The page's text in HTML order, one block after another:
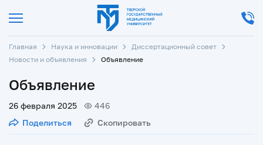
Главная Наука и инновации
Диссертационный совет
Новости и объявления
Объявление
Объявление
26 февраля 2025
446
Поделиться
Скопировать